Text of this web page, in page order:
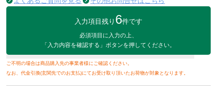
入力項目残り 6件です
必須項目に入力の上、
「入力内容を確認する」ボタンを押してください。
ご不明の場合は商品購入先の事業者様にご確認ください。
なお、代金引換(玄関先でのお支払)にてお受け取り頂いたお荷物が対象となります。